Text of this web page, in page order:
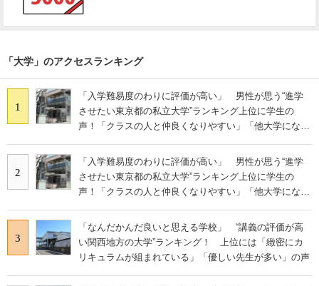
「大学」のアクセスランキング
1
「入学難易度のわりに評価が高い」 男性が思う“進学
させたい東京都の私立大学”ランキング上位に学生の
声！「クラスの人と仲良くなりやすい」「他大学にない
2
「入学難易度のわりに評価が高い」 男性が思う“進学
させたい東京都の私立大学”ランキング上位に学生の
声！「クラスの人と仲良くなりやすい」「他大学にない
3
「なんだかんだ良いと思える学校」 “講義の評価が高
い関西地方の大学”ランキング！ 上位には「緻密にカ
リキュラムが組まれている」「優しい先生が多い」の声